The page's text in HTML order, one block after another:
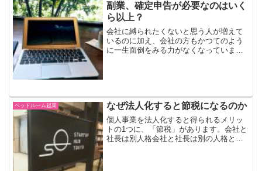
副業、確定申告が必要なのはいく
ら以上？
会社に縛られたくないと思う人が増えて
いるのに加え、会社の方もかつてのよう
に一生面倒をみる力がなくなっていま
れません。
ベッドルーム起業 なぜ法人化すると節税になるのか
個人事業を法人化すると得られるメリッ
トの1つに、「節税」があります。会社と
社長は別人格会社と社長は別の人格とし